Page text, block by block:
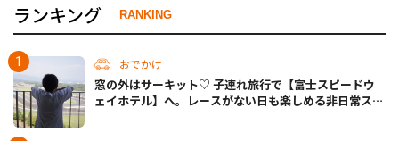
ランキング RANKING
おでかけ
窓の外はサーキット♡ 子連れ旅行で【富士スピードウ
ェイホテル】へ。レースがない日も楽しめる非日常ステ